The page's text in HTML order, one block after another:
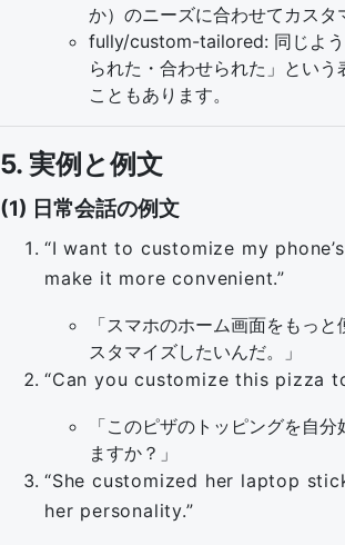
か）のニーズに合わせてカスタ
fully/custom-tailored: 同じよう
られた・合わせられた」という
こともあります。
5. 実例と例文
(1) 日常会話の例文
“I want to customize my
make it more convenient.”
「スマホのホーム画面をもっ
スタマイズしたいんだ。」
“Can you customize this pizza
「このピザのトッピングを自分
ますか？」
“She customized her laptop
her personality.”